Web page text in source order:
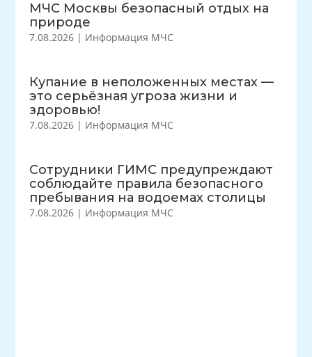
МЧС Москвы безопасный отдых на
природе
7.08.2026 | Информация МЧС
Купание в неположенных местах —
это серьёзная угроза жизни и
здоровью!
7.08.2026 | Информация МЧС
Сотрудники ГИМС предупреждают
соблюдайте правила безопасного
пребывания на водоемах столицы
7.08.2026 | Информация МЧС